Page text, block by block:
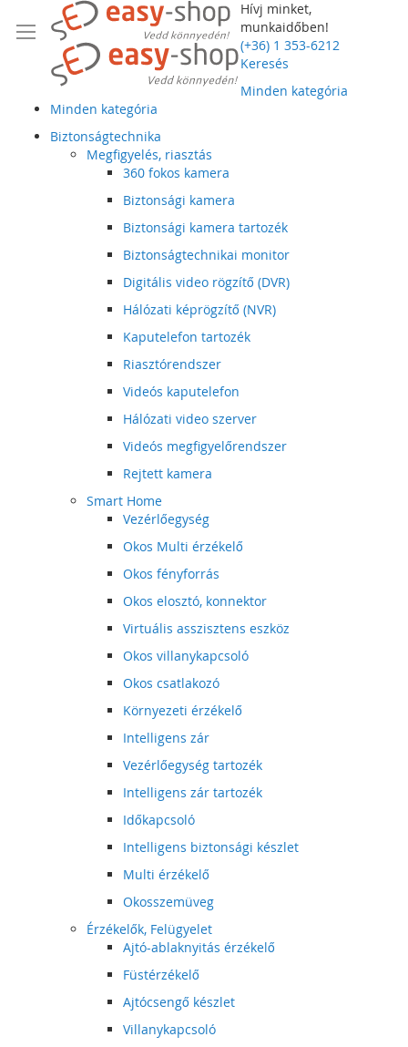
Hívj minket,
munkaidőben!
(+36) 1 353-6212
Keresés
Minden kategória
Minden kategória
Biztonságtechnika
Megfigyelés, riasztás
360 fokos kamera
Biztonsági kamera
Biztonsági kamera tartozék
Biztonságtechnikai monitor
Digitális video rögzítő (DVR)
Hálózati képrögzítő (NVR)
Kaputelefon tartozék
Riasztórendszer
Videós kaputelefon
Hálózati video szerver
Videós megfigyelőrendszer
Rejtett kamera
Smart Home
Vezérlőegység
Okos Multi érzékelő
Okos fényforrás
Okos elosztó, konnektor
Virtuális asszisztens eszköz
Okos villanykapcsoló
Okos csatlakozó
Környezeti érzékelő
Intelligens zár
Vezérlőegység tartozék
Intelligens zár tartozék
Időkapcsoló
Intelligens biztonsági készlet
Multi érzékelő
Okosszemüveg
Érzékelők, Felügyelet
Ajtó-ablaknyitás érzékelő
Füstérzékelő
Ajtócsengő készlet
Villanykapcsoló